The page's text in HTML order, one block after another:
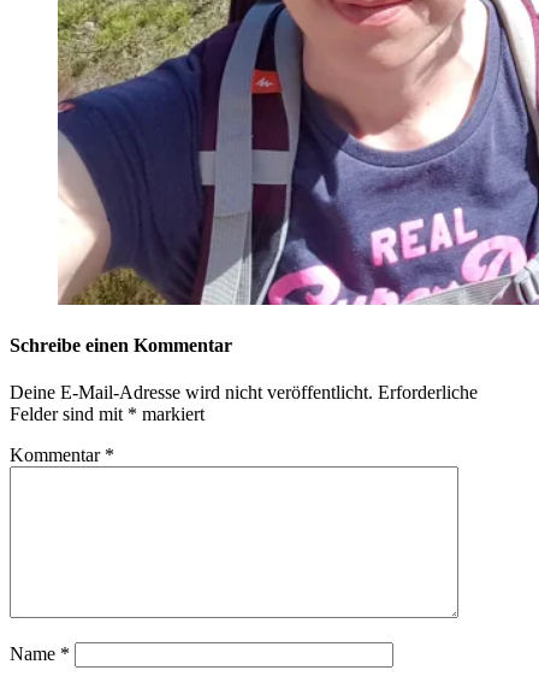
Schreibe einen Kommentar
Deine E-Mail-Adresse wird nicht veröffentlicht. Erforderliche
Felder sind mit * markiert
Kommentar *
Name *